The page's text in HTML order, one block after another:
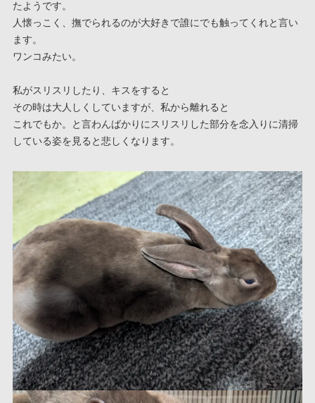
たようです。
人懐っこく、撫でられるのが大好きで誰にでも触ってくれと言い
ます。
ワンコみたい。
私がスリスリしたり、キスをすると
その時は大人しくしていますが、私から離れると
これでもか。と言わんばかりにスリスリした部分を念入りに清掃
している姿を見ると悲しくなります。